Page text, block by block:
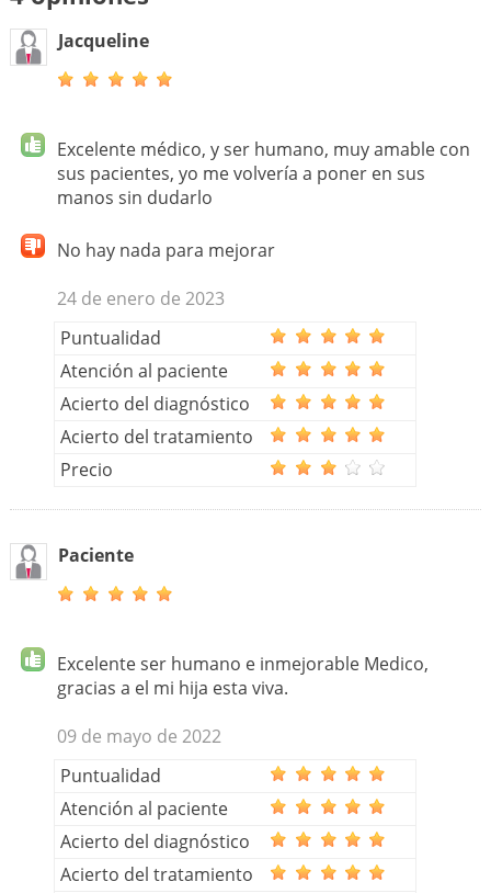
Jacqueline
Excelente médico, y ser humano, muy amable con
sus pacientes, yo me volvería a poner en sus
manos sin dudarlo
No hay nada para mejorar
24 de enero de 2023
Puntualidad
Atención al paciente
Acierto del diagnóstico
Acierto del tratamiento
Precio
Paciente
Excelente ser humano e inmejorable Medico,
gracias a el mi hija esta viva.
09 de mayo de 2022
Puntualidad
Atención al paciente
Acierto del diagnóstico
Acierto del tratamiento